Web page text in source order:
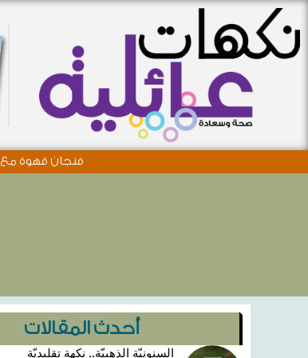
فنجان قهوة مع
أحدث المقالات
السنونيّة الذهبيّة.. نكهة تقليديّة